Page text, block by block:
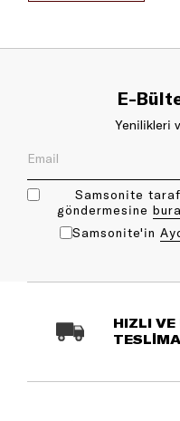
E-
Yenilikleri
Samsonite
göndermesine bu
Samsonite'in
HIZLI VE